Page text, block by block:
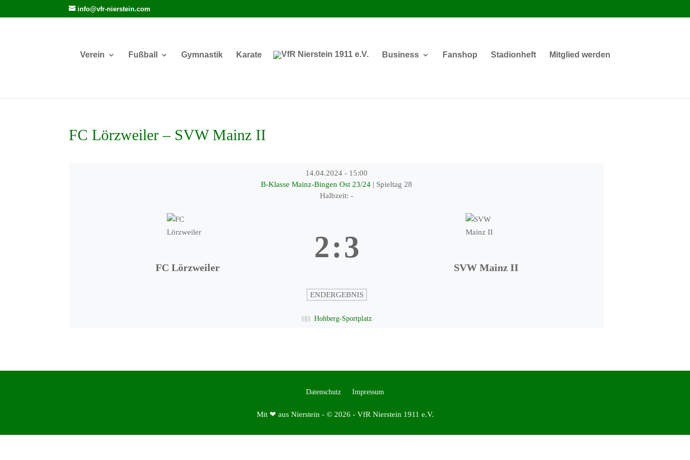
info@vfr-nierstein.com
Verein Fußball Gymnastik Karate Business Fanshop Stadionheft Mitglied werden
FC Lörzweiler – SVW Mainz II
14.04.2024 - 15:00
B-Klasse Mainz-Bingen Ost 23/24 | Spieltag 28
Halbzeit: -
FC Lörzweiler
2:3
SVW Mainz II
ENDERGEBNIS
Hohberg-Sportplatz
Datenschutz Impressum
Mit ❤ aus Nierstein - © 2026 - VfR Nierstein 1911 e.V.